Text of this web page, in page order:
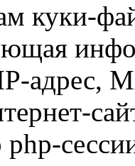
куки-
адрес,
php-